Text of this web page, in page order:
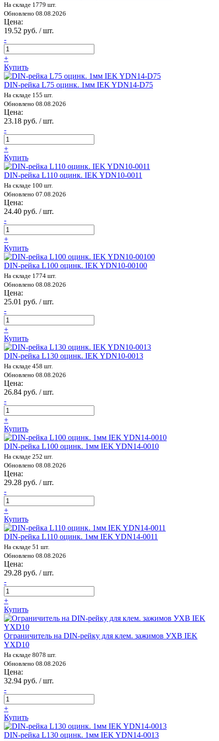
На складе 1779 шт.
Обновлено 08.08.2026
Цена:
19.52 руб. / шт.
-
+
Купить
DIN-рейка L75 оцинк. 1мм IEK YDN14-D75
На складе 155 шт.
Обновлено 08.08.2026
Цена:
23.18 руб. / шт.
-
+
Купить
DIN-рейка L110 оцинк. IEK YDN10-0011
На складе 100 шт.
Обновлено 07.08.2026
Цена:
24.40 руб. / шт.
-
+
Купить
DIN-рейка L100 оцинк. IEK YDN10-00100
На складе 1774 шт.
Обновлено 08.08.2026
Цена:
25.01 руб. / шт.
-
+
Купить
DIN-рейка L130 оцинк. IEK YDN10-0013
На складе 458 шт.
Обновлено 08.08.2026
Цена:
26.84 руб. / шт.
-
+
Купить
DIN-рейка L100 оцинк. 1мм IEK YDN14-0010
На складе 252 шт.
Обновлено 08.08.2026
Цена:
29.28 руб. / шт.
-
+
Купить
DIN-рейка L110 оцинк. 1мм IEK YDN14-0011
На складе 51 шт.
Обновлено 08.08.2026
Цена:
29.28 руб. / шт.
-
+
Купить
Ограничитель на DIN-рейку для клем. зажимов УХВ IEK
YXD10
На складе 8078 шт.
Обновлено 08.08.2026
Цена:
32.94 руб. / шт.
-
+
Купить
DIN-рейка L130 оцинк. 1мм IEK YDN14-0013